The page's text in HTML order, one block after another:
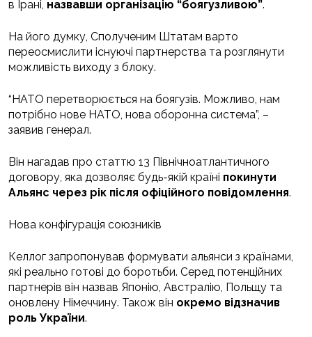
в Ірані, назвавши організацію “боягузливою”.
На його думку, Сполученим Штатам варто
переосмислити існуючі партнерства та розглянути
можливість виходу з блоку.
“НАТО перетворюється на боягузів. Можливо, нам
потрібно нове НАТО, нова оборонна система”, –
заявив генерал.
Він нагадав про статтю 13 Північноатлантичного
договору, яка дозволяє будь-якій країні покинути
Альянс через рік після офіційного повідомлення.
Нова конфігурація союзників
Келлог запропонував формувати альянси з країнами,
які реально готові до боротьби. Серед потенційних
партнерів він назвав Японію, Австралію, Польщу та
оновлену Німеччину. Також він окремо відзначив
роль України.